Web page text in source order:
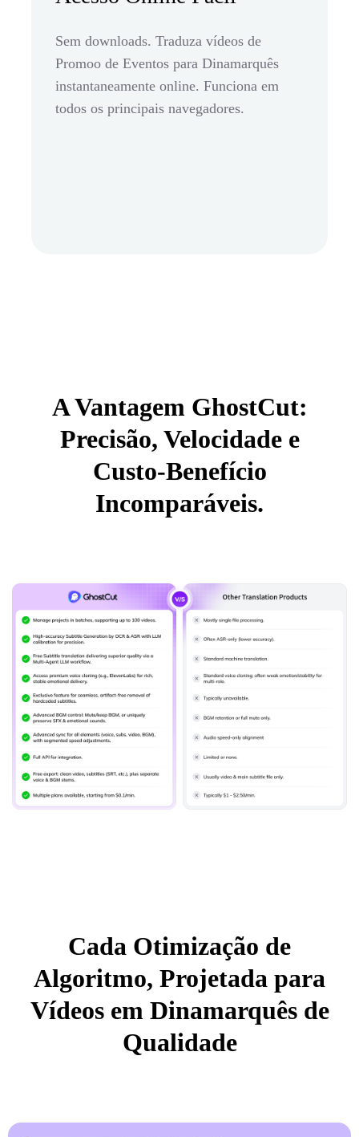
Sem downloads. Traduza vídeos de
Promoo de Eventos para Dinamarquês
instantaneamente online. Funciona em
todos os principais navegadores.
A Vantagem GhostCut:
Precisão, Velocidade e
Custo-Benefício
Incomparáveis.
Cada Otimização de
Algoritmo, Projetada para
Vídeos em Dinamarquês de
Qualidade